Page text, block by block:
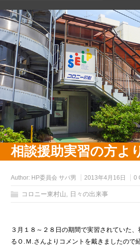
相談援助実習の方よ
Author: HP委員会 サバ男 2013年4月16日 0
コロニー東村山 日々の出来事
３月１８～２８日の期間で実習されていた
るＯ.Ｍ.さんよりコメントを戴きましたので